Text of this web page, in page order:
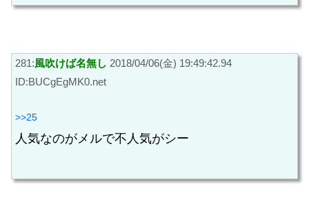
281:風吹けば名無し 2018/04/06(金) 19:49:42.94
ID:BUCgEgMK0.net
>>25
人気なのがメルで不人気がシー